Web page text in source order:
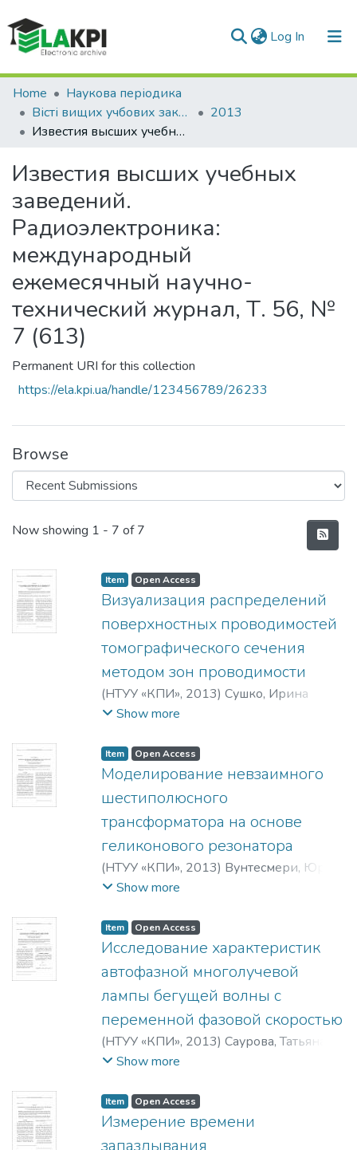
Log In (current)
Communities & Collections
All of DSpace
Home
Наукова періодика
Вісті вищих учбових закладів. Радіоелектроніка
2013
Известия высших учебных заведений. Радиоэлектроника: международный ежемесячный научно-технический журнал, Т. 56, № 7 (613)
Известия высших учебных
заведений.
Радиоэлектроника:
международный
ежемесячный научно-
технический журнал, Т. 56, №
7 (613)
Permanent URI for this collection
https://ela.kpi.ua/handle/123456789/26233
Browse
Recent Submissions
Now showing 1 - 7 of 7
Item Open Access
Визуализация распределений
поверхностных проводимостей
томографического сечения
методом зон проводимости
(НТУУ «КПИ», 2013) Сушко, Ирина
Александровна
Show more
Item Open Access
Моделирование невзаимного
шестиполюсного
трансформатора на основе
геликонового резонатора
(НТУУ «КПИ», 2013) Вунтесмери, Юрий
Владимирович
Show more
Item Open Access
Исследование характеристик
автофазной многолучевой
лампы бегущей волны с
переменной фазовой скоростью
(НТУУ «КПИ», 2013) Саурова, Татьяна
Асадовна
Show more
Item Open Access
Измерение времени